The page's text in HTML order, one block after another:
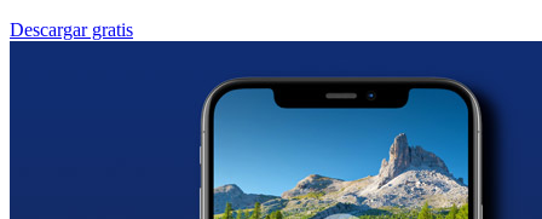
Descargar gratis